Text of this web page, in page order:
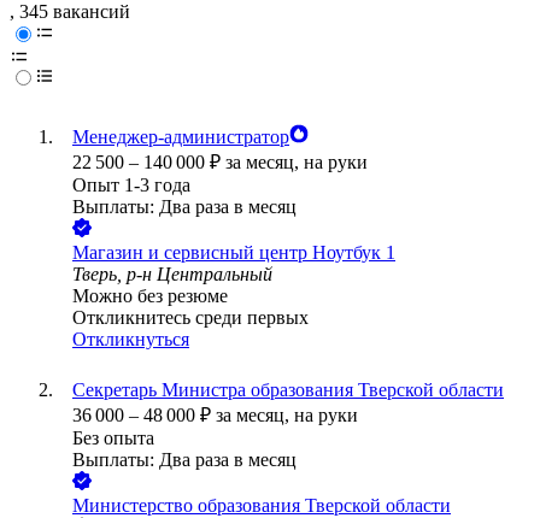
, 345 вакансий
Менеджер-администратор
22 500 – 140 000 ₽ за месяц, на руки
Опыт 1-3 года
Выплаты: Два раза в месяц
Магазин и сервисный центр Ноутбук 1
Тверь, р-н Центральный
Можно без резюме
Откликнитесь среди первых
Откликнуться
Секретарь Министра образования Тверской области
36 000 – 48 000 ₽ за месяц, на руки
Без опыта
Выплаты: Два раза в месяц
Министерство образования Тверской области